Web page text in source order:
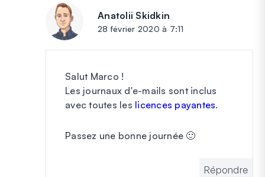
Anatolii Skidkin
28 février 2020 à 7:11
Salut Marco !
Les journaux d'e-mails sont inclus
avec toutes les licences payantes.
Passez une bonne journée 🙂
Répondre